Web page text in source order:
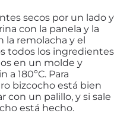
secos por un lado y
con la panela y la
la remolacha y el
todos los ingredientes
en un molde y
180ºC. Para
bizcocho está bien
con un palillo, y si sale
está hecho.